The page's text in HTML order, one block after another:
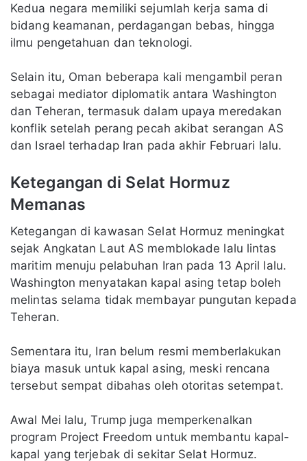
Kedua negara memiliki sejumlah kerja sama di
bidang keamanan, perdagangan bebas, hingga
ilmu pengetahuan dan teknologi.
Selain itu, Oman beberapa kali mengambil peran
sebagai mediator diplomatik antara Washington
dan Teheran, termasuk dalam upaya meredakan
konflik setelah perang pecah akibat serangan AS
dan Israel terhadap Iran pada akhir Februari lalu.
Ketegangan di Selat Hormuz
Memanas
Ketegangan di kawasan Selat Hormuz meningkat
sejak Angkatan Laut AS memblokade lalu lintas
maritim menuju pelabuhan Iran pada 13 April lalu.
Washington menyatakan kapal asing tetap boleh
melintas selama tidak membayar pungutan kepada
Teheran.
Sementara itu, Iran belum resmi memberlakukan
biaya masuk untuk kapal asing, meski rencana
tersebut sempat dibahas oleh otoritas setempat.
Awal Mei lalu, Trump juga memperkenalkan
program Project Freedom untuk membantu kapal-
kapal yang terjebak di sekitar Selat Hormuz.